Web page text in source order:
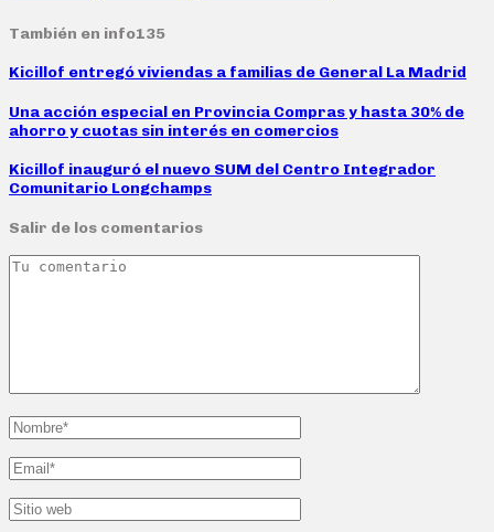
También en info135
Kicillof entregó viviendas a familias de General La Madrid
Una acción especial en Provincia Compras y hasta 30% de
ahorro y cuotas sin interés en comercios
Kicillof inauguró el nuevo SUM del Centro Integrador
Comunitario Longchamps
Salir de los comentarios